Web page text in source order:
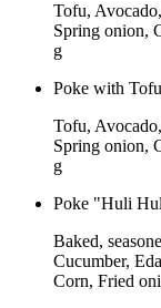
Tofu,
Spring onion,
g
Poke with Tofu
Tofu,
Spring onion,
g
Poke "Huli
Baked,
Cucumber,
Corn, Fried